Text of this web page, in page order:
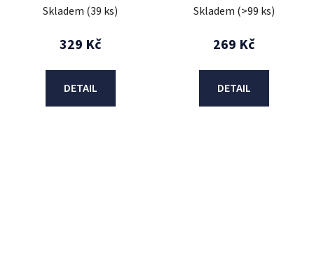
Skladem (39 ks)
329 Kč
DETAIL
Skladem (>99 ks)
269 Kč
DETAIL